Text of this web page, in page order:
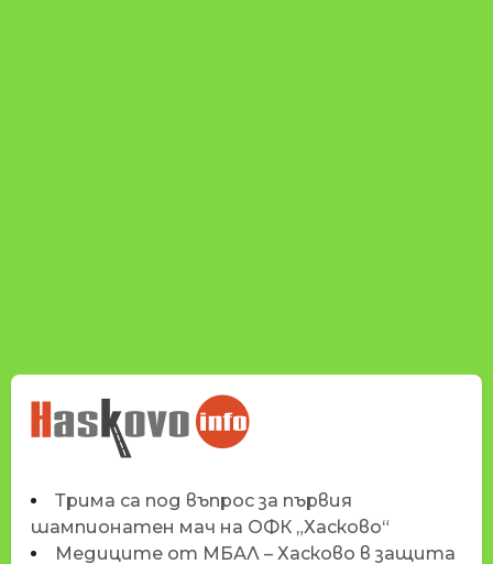
НОВИНИТЕ НА
HASKOVO.INFO
Трима са под въпрос за първия
шампионатен мач на ОФК „Хасково“
Медиците от МБАЛ – Хасково в защита